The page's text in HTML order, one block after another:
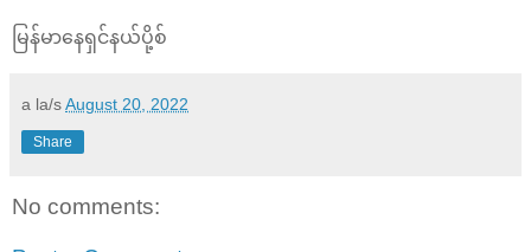
မြန်မာနေရှင်နယ်ပို့စ်
a la/sAugust 20, 2022
Share
No comments: